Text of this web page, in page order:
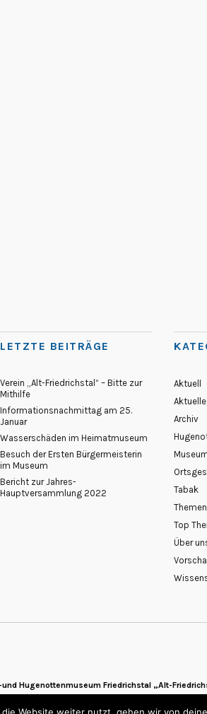
LETZTE BEITRÄGE
Verein „Alt-Friedrichstal“ – Bitte zur
Mithilfe
Informationsnachmittag am 25.
Januar
Wasserschäden im Heimatmuseum
Besuch der Ersten Bürgermeisterin
im Museum
Bericht zur Jahres-
Hauptversammlung 2022
Aktuell
Archiv
Tabak
Themen
Top
Über
Hugenottenmuseum Friedrichstal „Alt-